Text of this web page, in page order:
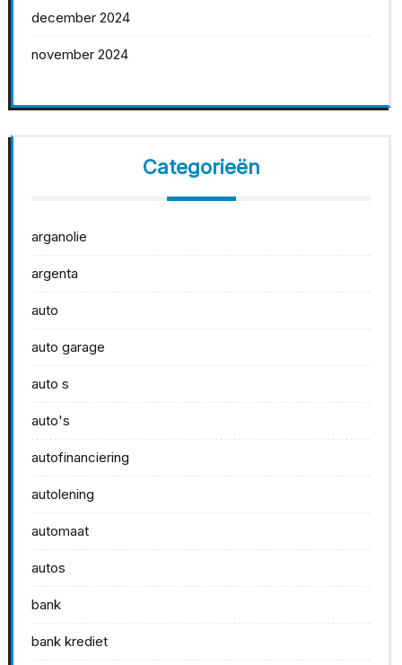
december 2024
november 2024
Categorieën
arganolie
argenta
auto
auto garage
auto s
auto's
autofinanciering
autolening
automaat
autos
bank
bank krediet